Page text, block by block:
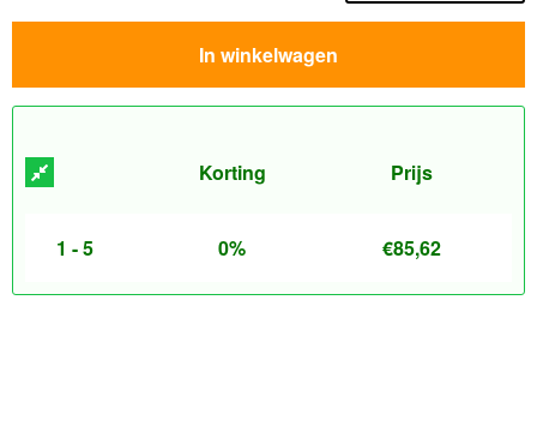
In winkelwagen
Korting Prijs
1 - 5 0% €85,62